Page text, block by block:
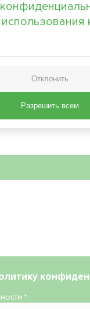
*
Отклонить
Разрешить всем